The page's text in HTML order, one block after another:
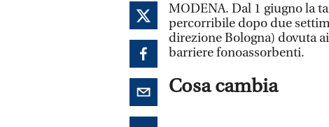
MODENA. Dal 1 giugno la
percorribile dopo due
direzione Bologna) dovuta
barriere fonoassorbenti.
Cosa cambia